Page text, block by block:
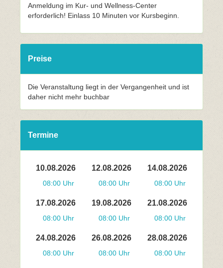
Anmeldung im Kur- und Wellness-Center
erforderlich! Einlass 10 Minuten vor Kursbeginn.
Preise
Die Veranstaltung liegt in der Vergangenheit und ist
daher nicht mehr buchbar
Termine
10.08.2026
08:00 Uhr
12.08.2026
08:00 Uhr
14.08.2026
08:00 Uhr
17.08.2026
08:00 Uhr
19.08.2026
08:00 Uhr
21.08.2026
08:00 Uhr
24.08.2026
08:00 Uhr
26.08.2026
08:00 Uhr
28.08.2026
08:00 Uhr